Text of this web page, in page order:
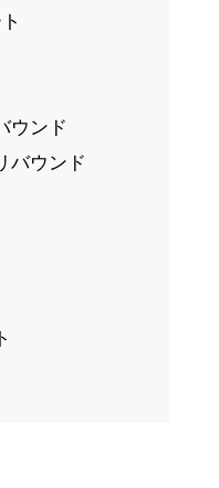
ウンド
バウンド